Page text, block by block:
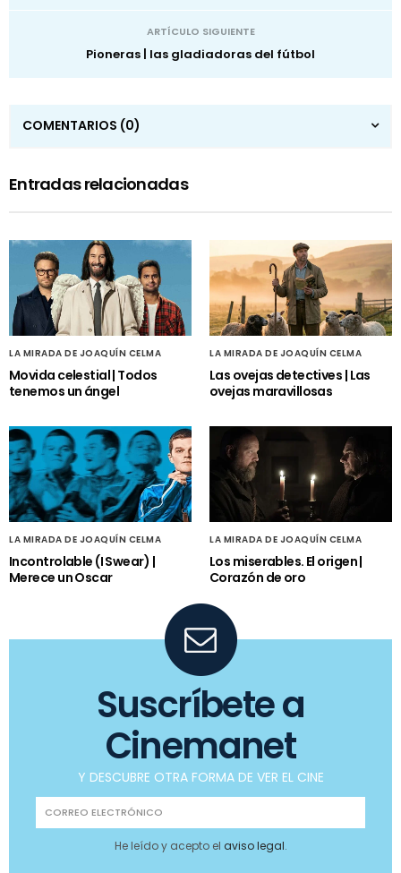
ARTÍCULO SIGUIENTE
Pioneras | las gladiadoras del fútbol
COMENTARIOS (0)
Entradas relacionadas
LA MIRADA DE JOAQUÍN CELMA
Movida celestial | Todos
tenemos un ángel
LA MIRADA DE JOAQUÍN CELMA
Las ovejas detectives | Las
ovejas maravillosas
LA MIRADA DE JOAQUÍN CELMA
Incontrolable (I Swear) |
Merece un Oscar
LA MIRADA DE JOAQUÍN CELMA
Los miserables. El origen |
Corazón de oro
Suscríbete a
Cinemanet
Y DESCUBRE OTRA FORMA DE VER EL CINE
He leído y acepto el aviso legal.